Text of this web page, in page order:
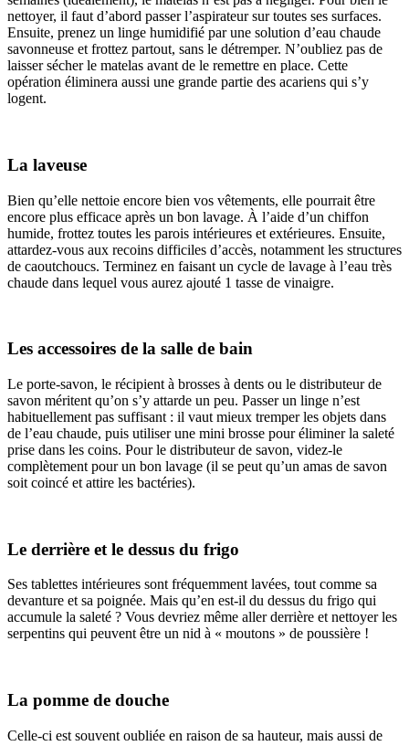
nettoyer, il faut d’abord passer l’aspirateur sur toutes ses surfaces.
Ensuite, prenez un linge humidifié par une solution d’eau chaude
savonneuse et frottez partout, sans le détremper. N’oubliez pas de
laisser sécher le matelas avant de le remettre en place. Cette
opération éliminera aussi une grande partie des acariens qui s’y
logent.
La laveuse
Bien qu’elle nettoie encore bien vos vêtements, elle pourrait être
encore plus efficace après un bon lavage. À l’aide d’un chiffon
humide, frottez toutes les parois intérieures et extérieures. Ensuite,
attardez-vous aux recoins difficiles d’accès, notamment les structures
de caoutchoucs. Terminez en faisant un cycle de lavage à l’eau très
chaude dans lequel vous aurez ajouté 1 tasse de vinaigre.
Les accessoires de la salle de bain
Le porte-savon, le récipient à brosses à dents ou le distributeur de
savon méritent qu’on s’y attarde un peu. Passer un linge n’est
habituellement pas suffisant : il vaut mieux tremper les objets dans
de l’eau chaude, puis utiliser une mini brosse pour éliminer la saleté
prise dans les coins. Pour le distributeur de savon, videz-le
complètement pour un bon lavage (il se peut qu’un amas de savon
soit coincé et attire les bactéries).
Le derrière et le dessus du frigo
Ses tablettes intérieures sont fréquemment lavées, tout comme sa
devanture et sa poignée. Mais qu’en est-il du dessus du frigo qui
accumule la saleté ? Vous devriez même aller derrière et nettoyer les
serpentins qui peuvent être un nid à « moutons » de poussière !
La pomme de douche
Celle-ci est souvent oubliée en raison de sa hauteur, mais aussi de